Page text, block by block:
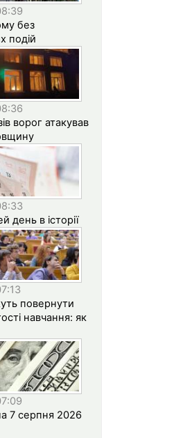
без
подій
ворог атакував
день в історії
повернути
навчання: як
7 серпня 2026